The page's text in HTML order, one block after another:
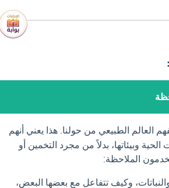
العالم الطبيعي من حولنا. هذا يعني أنهم
وبيئاتها، بدلاً من مجرد التخمين أو
الملاحظة:
وكيف تتفاعل مع بعضها البعض،